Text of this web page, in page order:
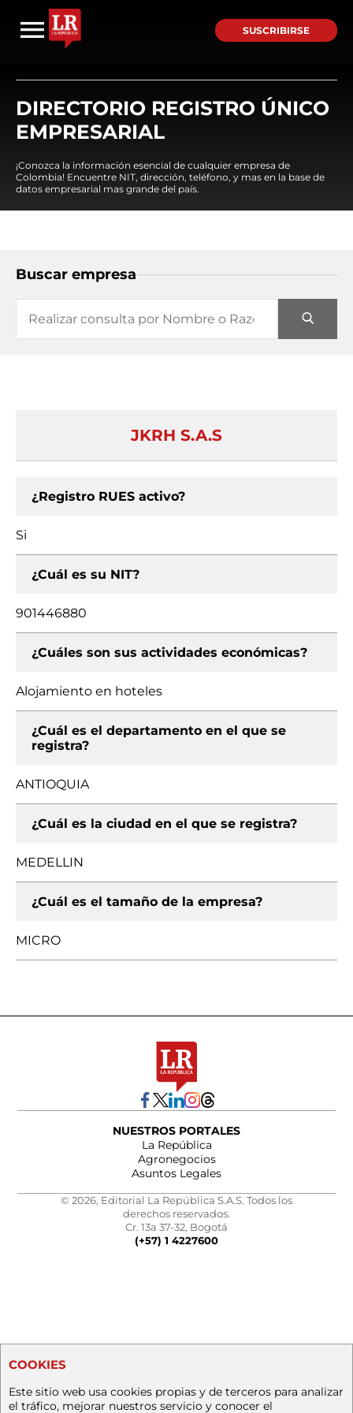
SUSCRIBIRSE
DIRECTORIO REGISTRO ÚNICO
EMPRESARIAL
¡Conozca la información esencial de cualquier empresa de
Colombia! Encuentre NIT, dirección, teléfono, y mas en la base de
datos empresarial mas grande del país.
Buscar empresa
JKRH S.A.S
¿Registro RUES activo?
Si
¿Cuál es su NIT?
901446880
¿Cuáles son sus actividades económicas?
Alojamiento en hoteles
¿Cuál es el departamento en el que se
registra?
ANTIOQUIA
¿Cuál es la ciudad en el que se registra?
MEDELLIN
¿Cuál es el tamaño de la empresa?
MICRO
NUESTROS PORTALES
La República
Agronegocios
Asuntos Legales
© 2026, Editorial La República S.A.S. Todos los
derechos reservados.
Cr. 13a 37-32, Bogotá
(+57) 1 4227600
COOKIES
Este sitio web usa cookies propias y de terceros para analizar
el tráfico, mejorar nuestros servicio y conocer el